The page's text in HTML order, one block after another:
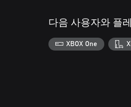
다음 사용자와 플레
XBOX One